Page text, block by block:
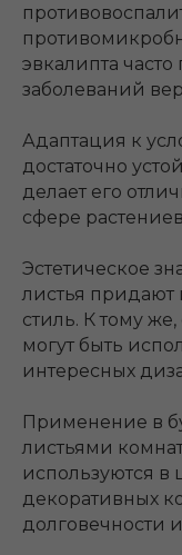
эвкалипта
заболеваний
Адаптация к
достаточно
делает его
сфере
Эстетическое
листья
стиль. К тому
могут быть
интересных
Применение в
листьями
используются в
декоративных
долговечности